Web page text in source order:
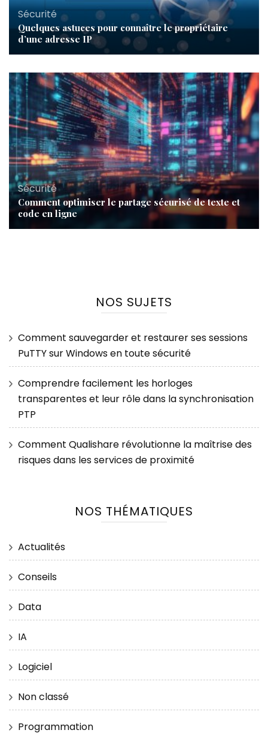
Sécurité
Quelques astuces pour connaître le propriétaire
d’une adresse IP
Sécurité
Comment optimiser le partage sécurisé de texte et
code en ligne
NOS SUJETS
Comment sauvegarder et restaurer ses sessions
PuTTY sur Windows en toute sécurité
Comprendre facilement les horloges
transparentes et leur rôle dans la synchronisation
PTP
Comment Qualishare révolutionne la maîtrise des
risques dans les services de proximité
NOS THÉMATIQUES
Actualités
Conseils
Data
IA
Logiciel
Non classé
Programmation